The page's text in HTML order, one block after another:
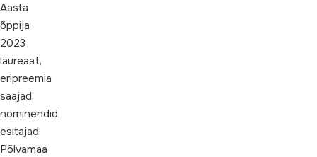
Aasta
õppija
2023
laureaat,
eripreemia
saajad,
nominendid,
esitajad
Põlvamaa